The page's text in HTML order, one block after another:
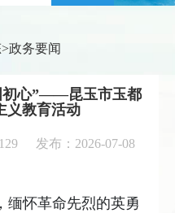
>政务要闻
初心”——昆玉市玉都
义教育活动
129
发布：2026-07-08
缅怀革命先烈的英勇